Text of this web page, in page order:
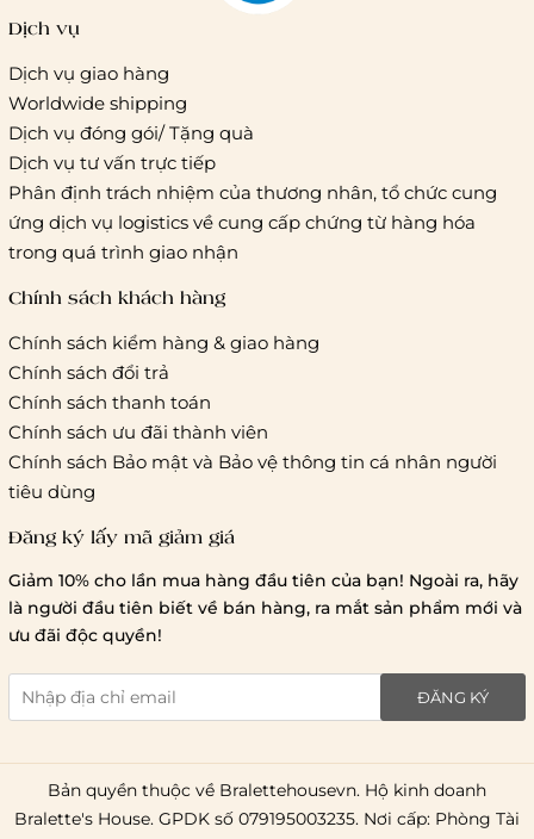
Giao hàng tiêu chuẩn:
Hồ Chí Minh:
Áp dụng theo bảng giá cước của ĐVVC
Vietelpost/ Giaohangtietkiem và 1 số đối tác vận chuyển
Hà Nội và các tỉnh thành khác:
Áp dụng theo bảng giá
cước của ĐVVC Vietelpost/ Giaohangtietkiem... và 1 số đối
tác vận chuyển khác
Thời gian giao hàng
Hồ Chí Minh:
Hà Nội và các tỉnh thành khá
Lưu ý chung về chính sách vận chuyển
1 triệu đồng
giao hàng trong ngày
giao hàng tiêu chuẩn
miễn phí ship
toàn quốc.
Dịch vụ
Dịch vụ giao hàng
Worldwide shipping
Dịch vụ đóng gói/ Tặng quà
Dịch vụ tư vấn trực tiếp
Phân định trách nhiệm của thương nhân, tổ chức cung
ứng dịch vụ logistics về cung cấp chứng từ hàng hóa
trong quá trình giao nhận
Chính sách khách hàng
Chính sách kiểm hàng & giao hàng
Chính sách đổi trả
Chính sách thanh toán
Chính sách ưu đãi thành viên
Chính sách Bảo mật và Bảo vệ thông tin cá nhân người
tiêu dùng
Đăng ký lấy mã giảm giá
Giảm 10% cho lần mua hàng đầu tiên của bạn! Ngoài ra, hãy
là người đầu tiên biết về bán hàng, ra mắt sản phẩm mới và
ưu đãi độc quyền!
ĐĂNG KÝ
Bản quyền thuộc về Bralettehousevn. Hộ kinh doanh
Bralette's House. GPDK số 079195003235. Nơi cấp: Phòng Tài